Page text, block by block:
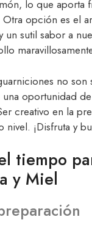
lo que aporta
opción es el
sutil sabor a
no son
una oportunidad
creativo en la
nivel. ¡Disfruta y
tiempo
y Miel